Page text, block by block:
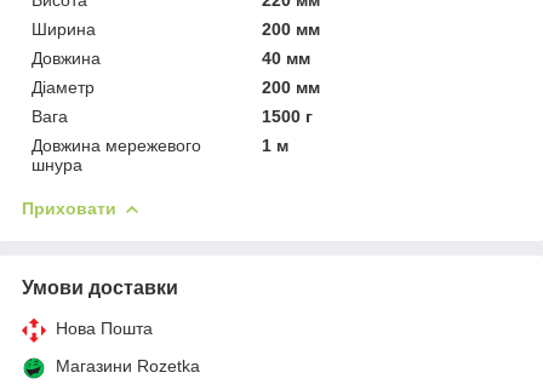
Ширина
200 мм
Довжина
40 мм
Діаметр
200 мм
Вага
1500 г
Довжина мережевого
шнура
1 м
Приховати
Умови доставки
Нова Пошта
Магазини Rozetka